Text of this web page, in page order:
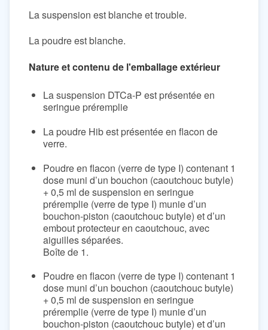
La suspension est blanche et trouble.
La poudre est blanche.
Nature et contenu de l'emballage extérieur
La suspension DTCa-P est présentée en
seringue préremplie
La poudre Hib est présentée en flacon de
verre.
Poudre en flacon (verre de type I) contenant 1
dose muni d’un bouchon (caoutchouc butyle)
+ 0,5 ml de suspension en seringue
préremplie (verre de type I) munie d’un
bouchon-piston (caoutchouc butyle) et d’un
embout protecteur en caoutchouc, avec
aiguilles séparées.
Boîte de 1.
Poudre en flacon (verre de type I) contenant 1
dose muni d’un bouchon (caoutchouc butyle)
+ 0,5 ml de suspension en seringue
préremplie (verre de type I) munie d’un
bouchon-piston (caoutchouc butyle) et d’un